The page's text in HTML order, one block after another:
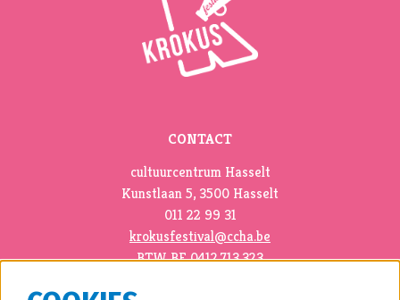
CONTACT
cultuurcentrum Hasselt
Kunstlaan 5, 3500 Hasselt
011 22 99 31
krokusfestival@ccha.be
BTW BE 0412.713.323